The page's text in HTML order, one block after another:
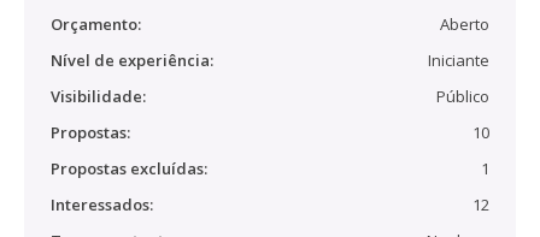
Orçamento:
Aberto
Nível de experiência:
Iniciante
Visibilidade:
Público
Propostas:
10
Propostas excluídas:
1
Interessados:
12